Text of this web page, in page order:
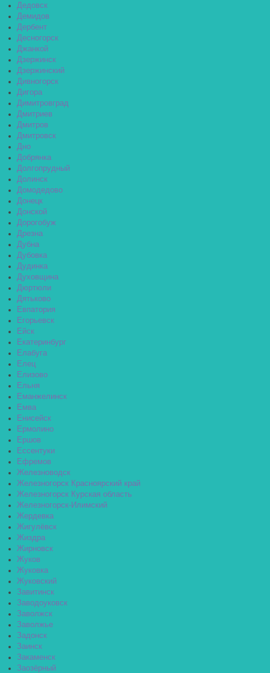
Дедовск
Демидов
Дербент
Десногорск
Джанкой
Дзержинск
Дзержинский
Дивногорск
Дигора
Димитровград
Дмитриев
Дмитров
Дмитровск
Дно
Добрянка
Долгопрудный
Долинск
Домодедово
Донецк
Донской
Дорогобуж
Дрезна
Дубна
Дубовка
Дудинка
Духовщина
Дюртюли
Дятьково
Евпатория
Егорьевск
Ейск
Екатеринбург
Елабуга
Елец
Елизово
Ельня
Еманжелинск
Емва
Енисейск
Ермолино
Ершов
Ессентуки
Ефремов
Железноводск
Железногорск Красноярский край
Железногорск Курская область
Железногорск-Илимский
Жердевка
Жигулёвск
Жиздра
Жирновск
Жуков
Жуковка
Жуковский
Завитинск
Заводоуковск
Заволжск
Заволжье
Задонск
Заинск
Закаменск
Заозёрный